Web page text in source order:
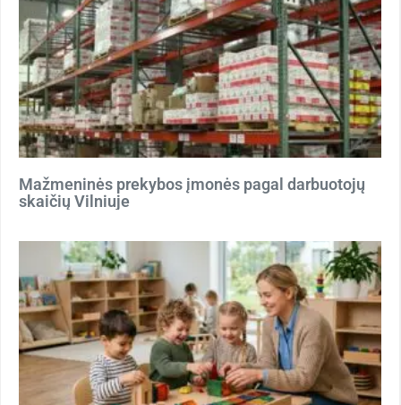
Mažmeninės prekybos įmonės pagal darbuotojų
skaičių Vilniuje